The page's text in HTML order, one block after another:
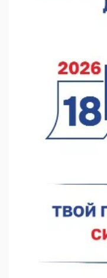
06.08.2026 17:24
Глеб Никитин
Киргизией
06.08.2026 16:44